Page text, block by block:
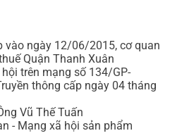
vào ngày 12/06/2015, cơ quan
Quận Thanh Xuân
trên mạng số 134/GP-
thông cấp ngày 04 tháng
Vũ Thế Tuấn
- Mạng xã hội sản phẩm